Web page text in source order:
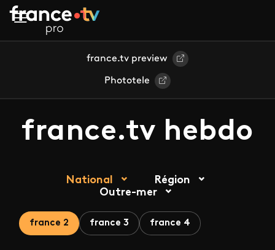
Aller au contenu principal
france.tv preview
Phototele
france.tv hebdo
National
Région
Outre-mer
france 2 france 3 france 4